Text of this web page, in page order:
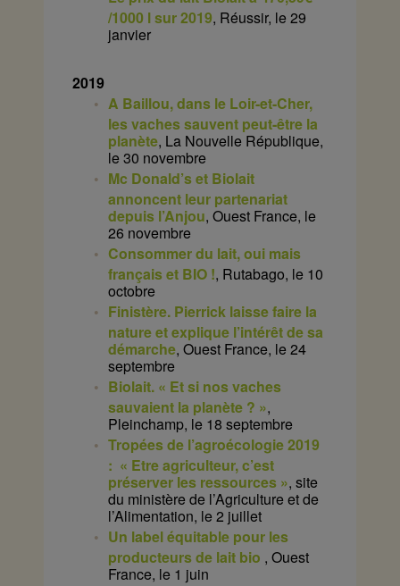
/1000 l sur 2019, Réussir, le 29
janvier
2019
A Baillou, dans le Loir-et-Cher,
les vaches sauvent peut-être la
planète, La Nouvelle République,
le 30 novembre
Mc Donald’s et Biolait
annoncent leur partenariat
depuis l’Anjou, Ouest France, le
26 novembre
Consommer du lait, oui mais
français et BIO !, Rutabago, le 10
octobre
Finistère. Pierrick laisse faire la
nature et explique l’intérêt de sa
démarche, Ouest France, le 24
septembre
Biolait. « Et si nos vaches
sauvaient la planète ? »,
Pleinchamp, le 18 septembre
Tropées de l’agroécologie 2019
: « Etre agriculteur, c’est
préserver les ressources », site
du ministère de l’Agriculture et de
l’Alimentation, le 2 juillet
Un label équitable pour les
producteurs de lait bio , Ouest
France, le 1 juin